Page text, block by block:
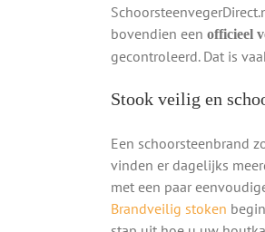
bovendien een officieel
gecontroleerd. Dat is
Stook veilig en
Een schoorsteenbrand
vinden er dagelijks
met een paar
Brandveilig stoken